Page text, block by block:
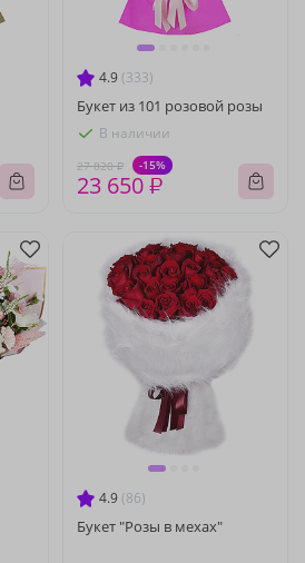
4.9 (333)
Букет из 101 розовой розы
В наличии
27 820 ₽ -15%
23 650 ₽
4.9 (86)
Букет "Розы в мехах"